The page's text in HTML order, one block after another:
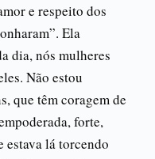
e respeito dos
Ela
dia, nós mulheres
Não estou
que têm coragem de
forte,
estava lá torcendo